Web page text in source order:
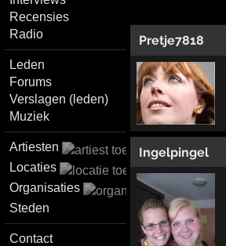
Recensies
Radio
Leden
Forums
Verslagen (leden)
Muziek
Artiesten
Locaties
Organisaties
Steden
Contact
Pretje7818
Ingelpingel